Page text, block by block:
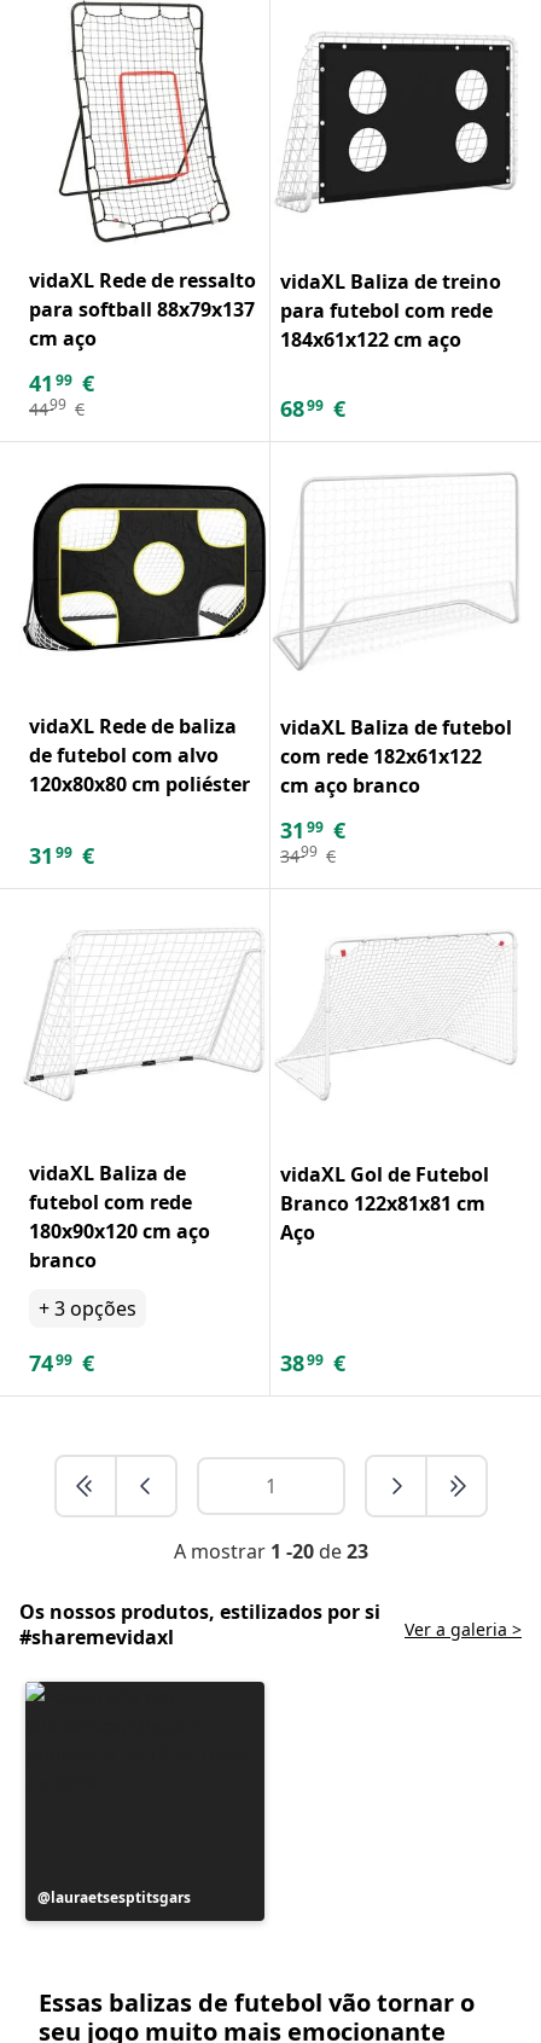
vidaXL Rede de ressalto
para softball 88x79x137
cm aço
41 99 €
4499 €
vidaXL Baliza de treino
para futebol com rede
184x61x122 cm aço
6899 €
vidaXL Rede de baliza
de futebol com alvo
120x80x80 cm poliéster
31 99 €
vidaXL Baliza de futebol
com rede 182x61x122
cm aço branco
31 99 €
3499 €
vidaXL Baliza de
futebol com rede
180x90x120 cm aço
branco
+3opções
7499 €
vidaXL Gol de Futebol
Branco 122x81x81 cm
Aço
3899 €
A mostrar 1 -20de23
Os nossos produtos, estilizados por si
#sharemevidaxl
Ver a galeria >
Postagem
publicada
lauraetsesptitsgars
Essas balizas de futebol vão tornar o
seu jogo muito mais emocionante